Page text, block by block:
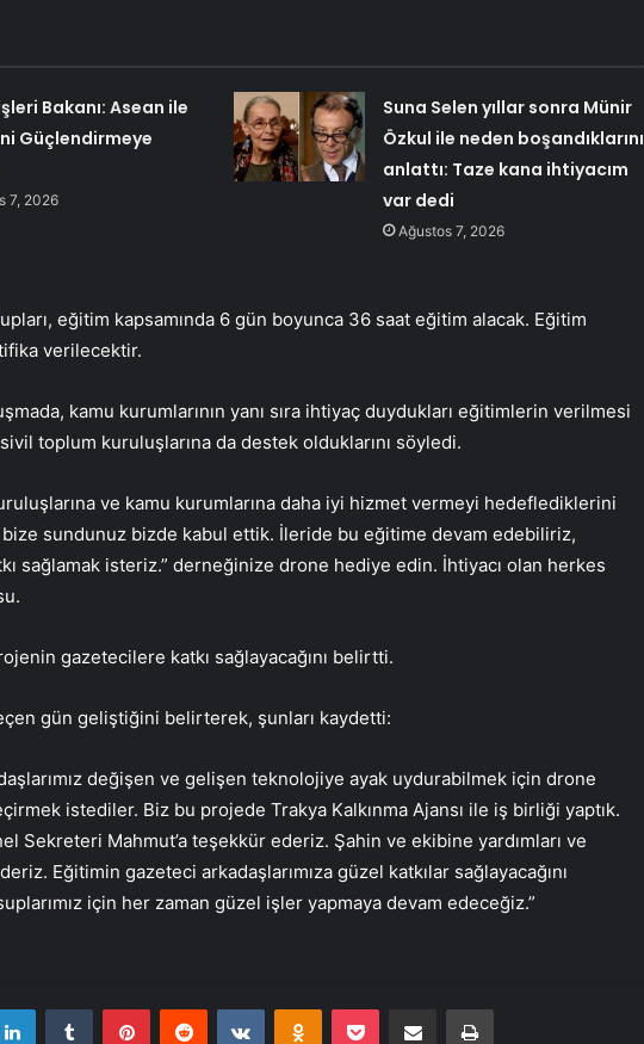
Bakanı: Asean ile
Güçlendirmeye
7, 2026
Suna Selen yıllar sonra Münir
Özkul ile neden boşandıklarını
anlattı: Taze kana ihtiyacım
var dedi
Ağustos 7, 2026
eğitim kapsamında 6 gün boyunca 36 saat eğitim alacak. Eğitim
verilecektir.
kamu kurumlarının yanı sıra ihtiyaç duydukları eğitimlerin verilmesi
toplum kuruluşlarına da destek olduklarını söyledi.
ve kamu kurumlarına daha iyi hizmet vermeyi hedeflediklerini
sundunuz bizde kabul ettik. İleride bu eğitime devam edebiliriz,
sağlamak isteriz.” derneğinize drone hediye edin. İhtiyacı olan herkes
gazetecilere katkı sağlayacağını belirtti.
gün geliştiğini belirterek, şunları kaydetti:
değişen ve gelişen teknolojiye ayak uydurabilmek için drone
istediler. Biz bu projede Trakya Kalkınma Ajansı ile iş birliği yaptık.
Sekreteri Mahmut’a teşekkür ederiz. Şahin ve ekibine yardımları ve
Eğitimin gazeteci arkadaşlarımıza güzel katkılar sağlayacağını
için her zaman güzel işler yapmaya devam edeceğiz.”
LinkedInTumblr PinterestReddit VKontakteOdnoklassniki
Pocket E-Posta ile paylaş Yazdır